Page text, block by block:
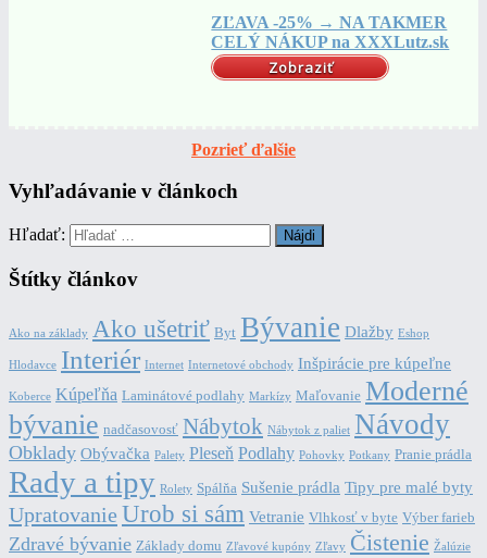
ZĽAVA -25% → NA TAKMER
CELÝ NÁKUP na XXXLutz.sk
Zobraziť
Pozrieť ďalšie
Vyhľadávanie v článkoch
Hľadať:
Štítky článkov
Ako na základy Ako ušetriť Byt Bývanie Dlažby Eshop
Hlodavce Interiér Internet Internetové obchody Inšpirácie pre kúpeľne
Koberce Kúpeľňa Laminátové podlahy Markízy Maľovanie Moderné
bývanie nadčasovosť Nábytok Nábytok z paliet Návody
Obklady Obývačka Palety Pleseň Podlahy Pohovky Potkany Pranie prádla
Rady a tipy Rolety Spálňa Sušenie prádla Tipy pre malé byty
Upratovanie Urob si sám Vetranie Vlhkosť v byte Výber farieb
Zdravé bývanie Základy domu Zľavové kupóny Zľavy Čistenie Žalúzie